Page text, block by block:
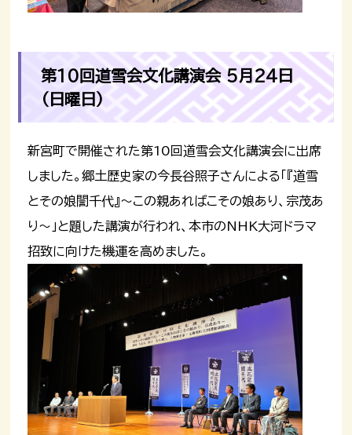
第10回道雪会文化講演会 5月24日
（日曜日）
新宮町で開催された第10回道雪会文化講演会に出席
しました。郷土歴史家の今長谷照子さんによる「『道雪
とその娘誾千代』～この親あればこその娘あり、宗茂あ
り～」と題した講演が行われ、本市のNHK大河ドラマ
招致に向けた機運を高めました。